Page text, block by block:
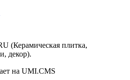
(Керамическая плитка,
декор).
на UMI.CMS